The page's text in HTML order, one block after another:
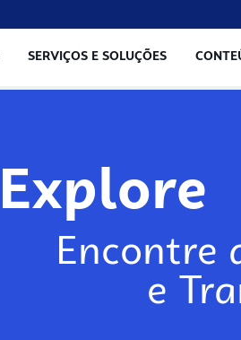
SERVIÇOS E SOLUÇÕES
Explore
Encontre
e